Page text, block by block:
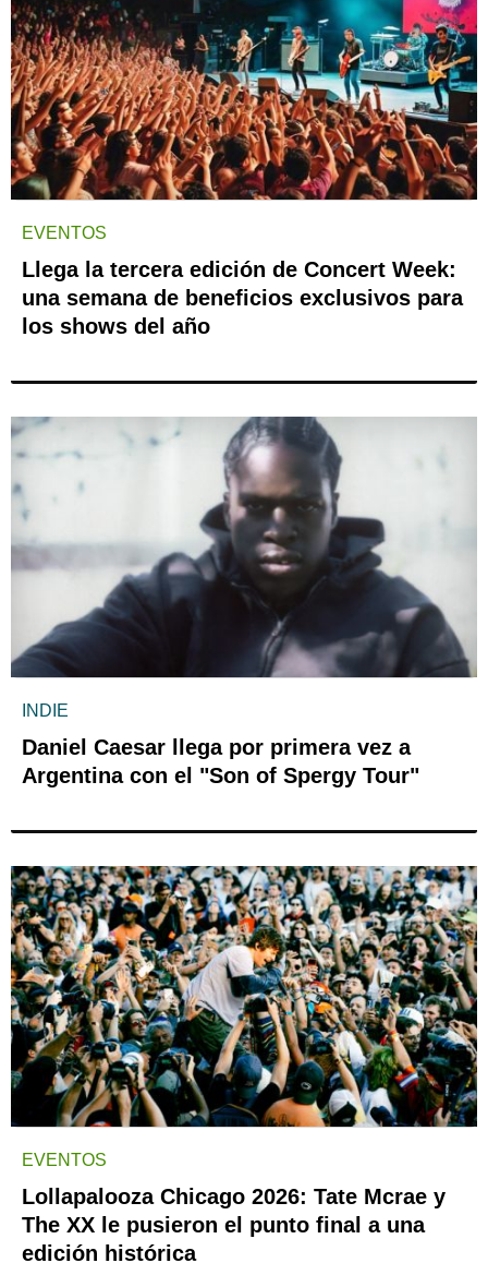
EVENTOS
Llega la tercera edición de Concert Week:
una semana de beneficios exclusivos para
los shows del año
INDIE
Daniel Caesar llega por primera vez a
Argentina con el "Son of Spergy Tour"
EVENTOS
Lollapalooza Chicago 2026: Tate Mcrae y
The XX le pusieron el punto final a una
edición histórica